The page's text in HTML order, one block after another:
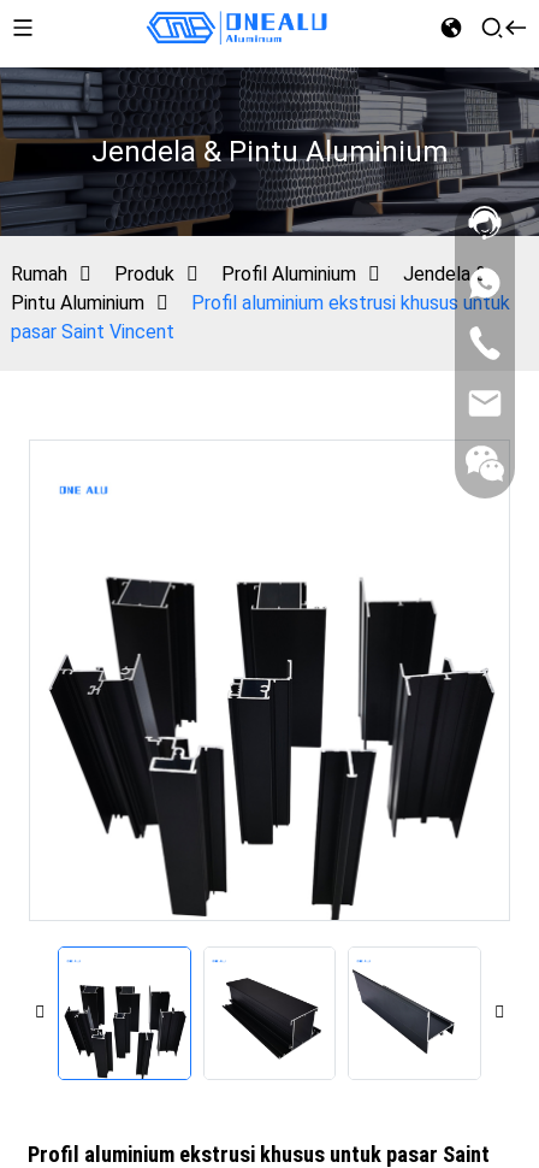
Jendela & Pintu Aluminium
Rumah Produk Profil Aluminium
Jendela &
Pintu Aluminium
Profil aluminium ekstrusi khusus untuk
pasar Saint Vincent
Profil aluminium ekstrusi khusus untuk pasar Saint